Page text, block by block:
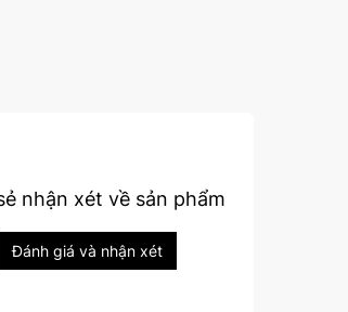
nhận xét về sản phẩm
Đánh giá và nhận xét